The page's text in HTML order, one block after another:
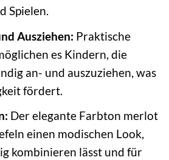
Spielen.
Ausziehen: Praktische
es Kindern, die
an- und auszuziehen, was
fördert.
Der elegante Farbton merlot
einen modischen Look,
kombinieren lässt und für